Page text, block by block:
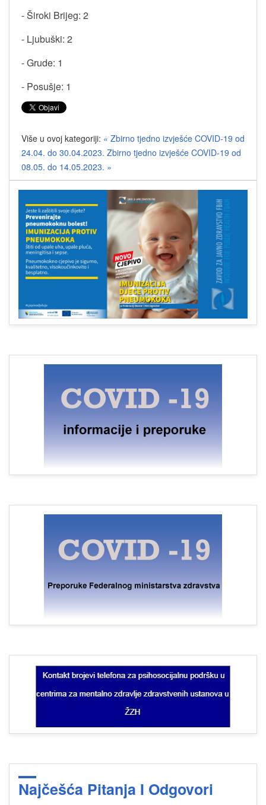
- Široki Brijeg: 2
- Ljubuški: 2
- Grude: 1
- Posušje: 1
Više u ovoj kategoriji: « Zbirno tjedno izvješće COVID-19 od
24.04. do 30.04.2023. Zbirno tjedno izvješće COVID-19 od
08.05. do 14.05.2023. »
Najčešća Pitanja I Odgovori